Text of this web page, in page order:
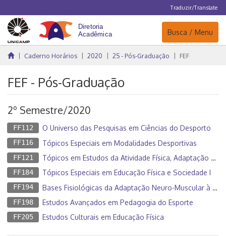
Traduzir/Translate
Navegação
Busca / Menu
Caderno Horários 2020 2S - Pós-Graduação FEF
FEF - Pós-Graduação
2º Semestre/2020
FF112 O Universo das Pesquisas em Ciências do Desporto
FF116 Tópicos Especiais em Modalidades Desportivas
FF121 Tópicos em Estudos da Atividade Física, Adaptação e Saúde
FF184 Tópicos Especiais em Educação Física e Sociedade I
FF194 Bases Fisiológicas da Adaptação Neuro-Muscular à Atividade Física
FF198 Estudos Avançados em Pedagogia do Esporte
FF205 Estudos Culturais em Educação Física